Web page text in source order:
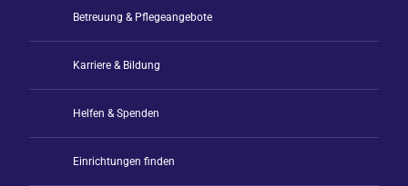
Betreuung & Pflegeangebote
Karriere & Bildung
Helfen & Spenden
Einrichtungen finden